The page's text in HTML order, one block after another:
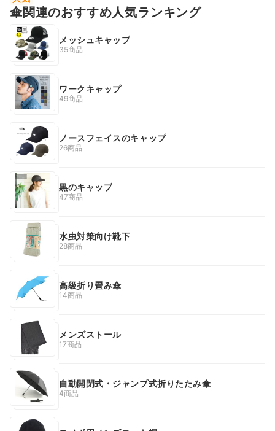
傘関連のおすすめ人気ランキング
メッシュキャップ
35商品
ワークキャップ
49商品
ノースフェイスのキャップ
26商品
黒のキャップ
47商品
水虫対策向け靴下
28商品
高級折り畳み傘
14商品
メンズストール
17商品
自動開閉式・ジャンプ式折りたたみ傘
4商品